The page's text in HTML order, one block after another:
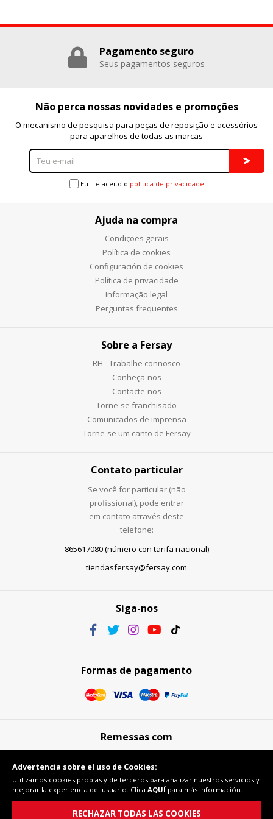
Pagamento seguro
Seus pagamentos seguros
Não perca nossas novidades e promoções
O mecanismo de pesquisa para peças de reposição e acessórios
para aparelhos de todas as marcas
Eu li e aceito o política de privacidade
Ajuda na compra
Condições gerais
Política de cookies
Configuración de cookies
Política de privacidade
Informação legal
Perguntas frequentes
Sobre a Fersay
RH - Trabalhe connosco
Conheça-nos
Contacte-nos
Torne-se franchisado
Comunicados de imprensa
Torne-se um canto de Fersay
Contato particular
Se você for particular (não
profissional), pode entrar
em contato através deste
telefone:
865617080 (número con tarifa nacional)
tiendasfersay@fersay.com
Siga-nos
Formas de pagamento
Remessas com
Compra segura
Advertencia sobre el uso de Cookies:
Utilizamos cookies propias y de terceros para analizar nuestros servicios y
mejorar la experiencia del usuario. Clica AQUÍ para más información.
RECHAZAR TODAS LAS COOKIES
consultar nuestrapolítica de cookies